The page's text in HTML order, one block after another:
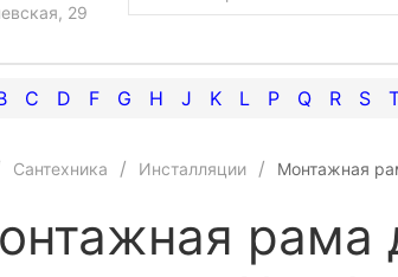
29
C D F G H J K L P Q R S
Сантехника Инсталляции Монтажная
рама